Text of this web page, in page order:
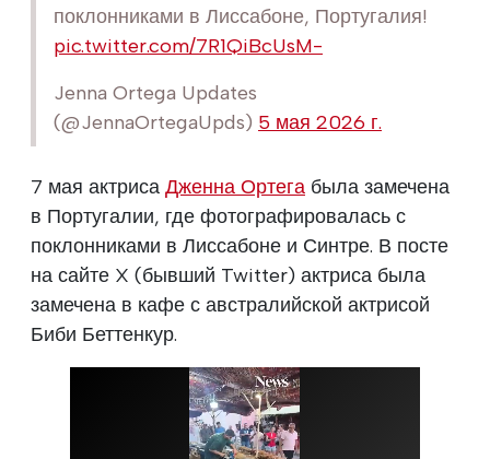
поклонниками в Лиссабоне, Португалия!
pic.twitter.com/7R1QiBcUsM-
Jenna Ortega Updates
(@JennaOrtegaUpds) 5 мая 2026 г.
7 мая актриса Дженна Ортега была замечена
в Португалии, где фотографировалась с
поклонниками в Лиссабоне и Синтре. В посте
на сайте X (бывший Twitter) актриса была
замечена в кафе с австралийской актрисой
Биби Беттенкур.